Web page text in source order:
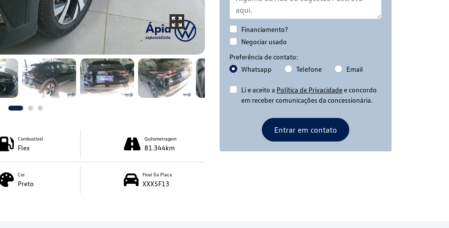
Financiamento?
Negociar usado
Preferência de contato:
Whatsapp
Telefone Email
Li e aceito a Política de Privacidadee concordo
em receber comunicações da concessionária.
Entrar em contato
Combustível
Flex
Quilometragem
81.344km
Cor
Preto
Final Da Placa
XXX5F13